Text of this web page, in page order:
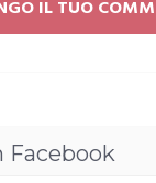
Facebook